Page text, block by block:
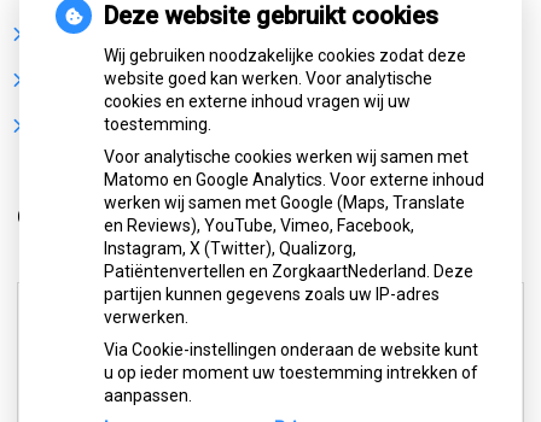
Sterke buikspieren zonder sportschool? Deze 7
activiteiten doen het werk stiekem voor jou
CZ vergoedt zorg van twee gespecialiseerde
revalidatieartsen niet meer
De sleutel tot blijvend afvallen? Dat doe je volgens
onderzoek veel effectiever samen
Openingstijden
Maandag:
07.30 - 18.00
Woensdag:
08.00 - 18.00
Donderdag:
07.30 - 18.00
Deze website gebruikt cookies
Wij gebruiken noodzakelijke cookies zodat deze
website goed kan werken. Voor analytische
cookies en externe inhoud vragen wij uw
toestemming.
Voor analytische cookies werken wij samen met
Matomo en Google Analytics. Voor externe inhoud
werken wij samen met Google (Maps, Translate
en Reviews), YouTube, Vimeo, Facebook,
Instagram, X (Twitter), Qualizorg,
Patiëntenvertellen en ZorgkaartNederland. Deze
partijen kunnen gegevens zoals uw IP-adres
verwerken.
Via Cookie-instellingen onderaan de website kunt
u op ieder moment uw toestemming intrekken of
aanpassen.